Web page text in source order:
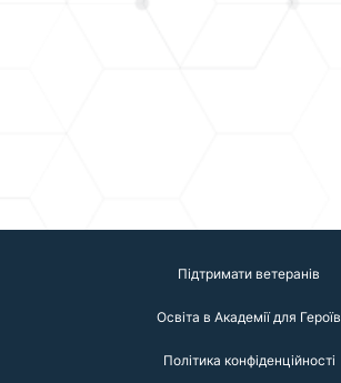
Підтримати ветеранів
Освіта в Академії для Героїв
Політика конфіденційності